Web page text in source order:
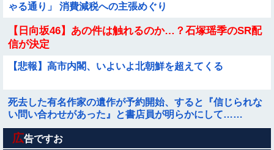
ゃる通り」 消費減税への主張めぐり
【日向坂46】あの件は触れるのか…？石塚瑶季のSR配
信が決定
【悲報】高市内閣、いよいよ北朝鮮を超えてくる
死去した有名作家の遺作が予約開始、すると『信じられな
い問い合わせがあった』と書店員が明らかにして……
遺産で4億近く貰ったらこうなるwww
広告ですお